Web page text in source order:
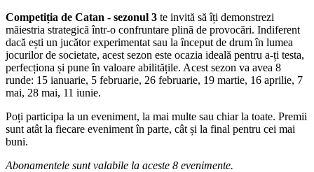
Competiția de Catan - sezonul 3 te invită să îți demonstrezi
măiestria strategică într-o confruntare plină de provocări. Indiferent
dacă ești un jucător experimentat sau la început de drum în lumea
jocurilor de societate, acest sezon este ocazia ideală pentru a-ți testa,
perfecționa și pune în valoare abilitățile. Acest sezon va avea 8
runde: 15 ianuarie, 5 februarie, 26 februarie, 19 martie, 16 aprilie, 7
mai, 28 mai, 11 iunie.
Poți participa la un eveniment, la mai multe sau chiar la toate. Premii
sunt atât la fiecare eveniment în parte, cât și la final pentru cei mai
buni.
Abonamentele sunt valabile la aceste 8 evenimente.